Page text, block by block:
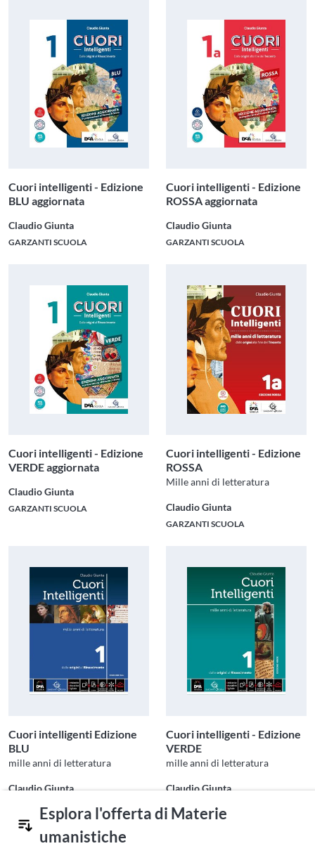
Esplora l'offerta di Materie
umanistiche
Cuori intelligenti - Edizione
BLU aggiornata
Claudio Giunta
GARZANTI SCUOLA
Cuori intelligenti - Edizione
ROSSA aggiornata
Claudio Giunta
GARZANTI SCUOLA
Cuori intelligenti - Edizione
VERDE aggiornata
Claudio Giunta
GARZANTI SCUOLA
Cuori intelligenti - Edizione
ROSSA
Mille anni di letteratura
Claudio Giunta
GARZANTI SCUOLA
Cuori intelligenti Edizione
BLU
mille anni di letteratura
Claudio Giunta
GARZANTI SCUOLA
Cuori intelligenti - Edizione
VERDE
mille anni di letteratura
Claudio Giunta
GARZANTI SCUOLA